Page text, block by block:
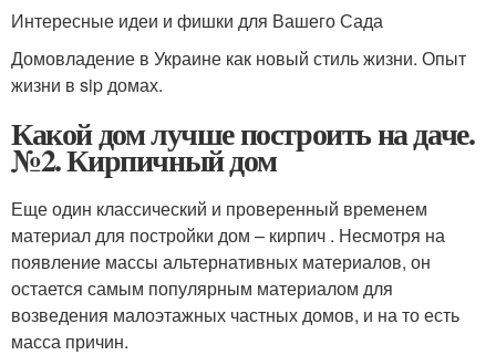
Интересные идеи и фишки для Вашего Сада
Домовладение в Украине как новый стиль жизни. Опыт
жизни в sip домах.
Какой дом лучше построить на даче.
№2. Кирпичный дом
Еще один классический и проверенный временем
материал для постройки дом – кирпич . Несмотря на
появление массы альтернативных материалов, он
остается самым популярным материалом для
возведения малоэтажных частных домов, и на то есть
масса причин.